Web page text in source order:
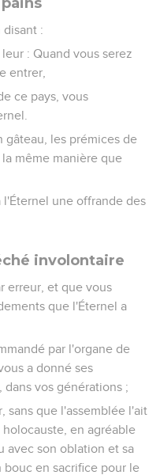
disant :
: Quand vous serez
entrer,
ce pays, vous
gâteau, les prémices de
même manière que
une offrande des
involontaire
erreur, et que vous
que l'Éternel a
par l'organe de
a donné ses
dans vos générations ;
sans que l'assemblée l'ait
en agréable
avec son oblation et sa
en sacrifice pour le